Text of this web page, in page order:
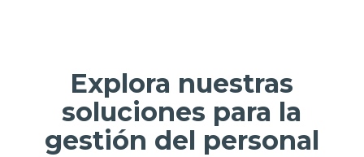
Explora nuestras
soluciones para la
gestión del personal